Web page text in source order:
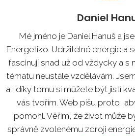
Daniel
Mé jméno je Daniel Hanuš a
Energetiko. Udržitelné energie a
fascinují snad už od vždycky a s
tématu neustále vzdělávám.
a i díky tomu si můžete být jistí
vás tvořím. Web píšu proto,
pomohl. Věřím, že život může
správně zvolenému zdroji